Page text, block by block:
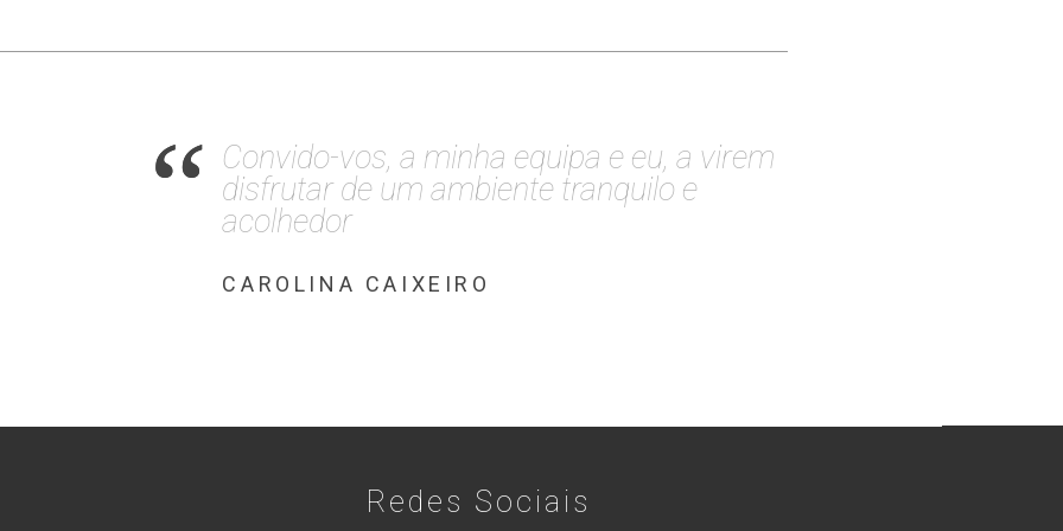
Convido-vos, a minha equipa e eu, a virem
disfrutar de um ambiente tranquilo e
acolhedor
CAROLINA CAIXEIRO
Redes Sociais